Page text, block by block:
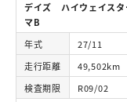
デイズ ハイウェイス
マB
年式
27/11
走行距離
49,502km
検査期限
R09/02